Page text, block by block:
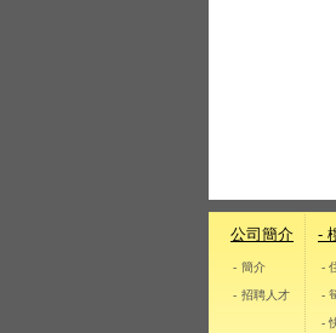
公司簡介
- 簡介
- 招聘人才
-
-
-
-